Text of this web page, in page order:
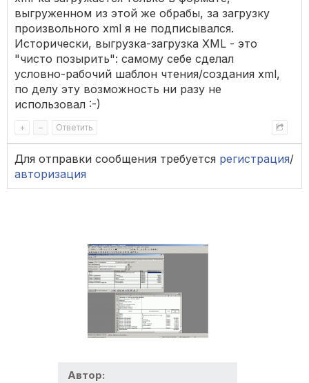
выгруженном из этой же обрабы, за загрузку
произвольного xml я не подписывался.
Исторически, выгрузка-загрузка XML - это
"чисто позырить": самому себе сделал
условно-рабочий шаблон чтения/создания xml,
по делу эту возможность ни разу не
использовал :-)
+ – Ответить
Для отправки сообщения требуется регистрация/
авторизация
Автор: